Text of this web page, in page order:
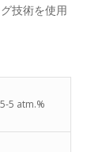
技術を使用
5 atm.%